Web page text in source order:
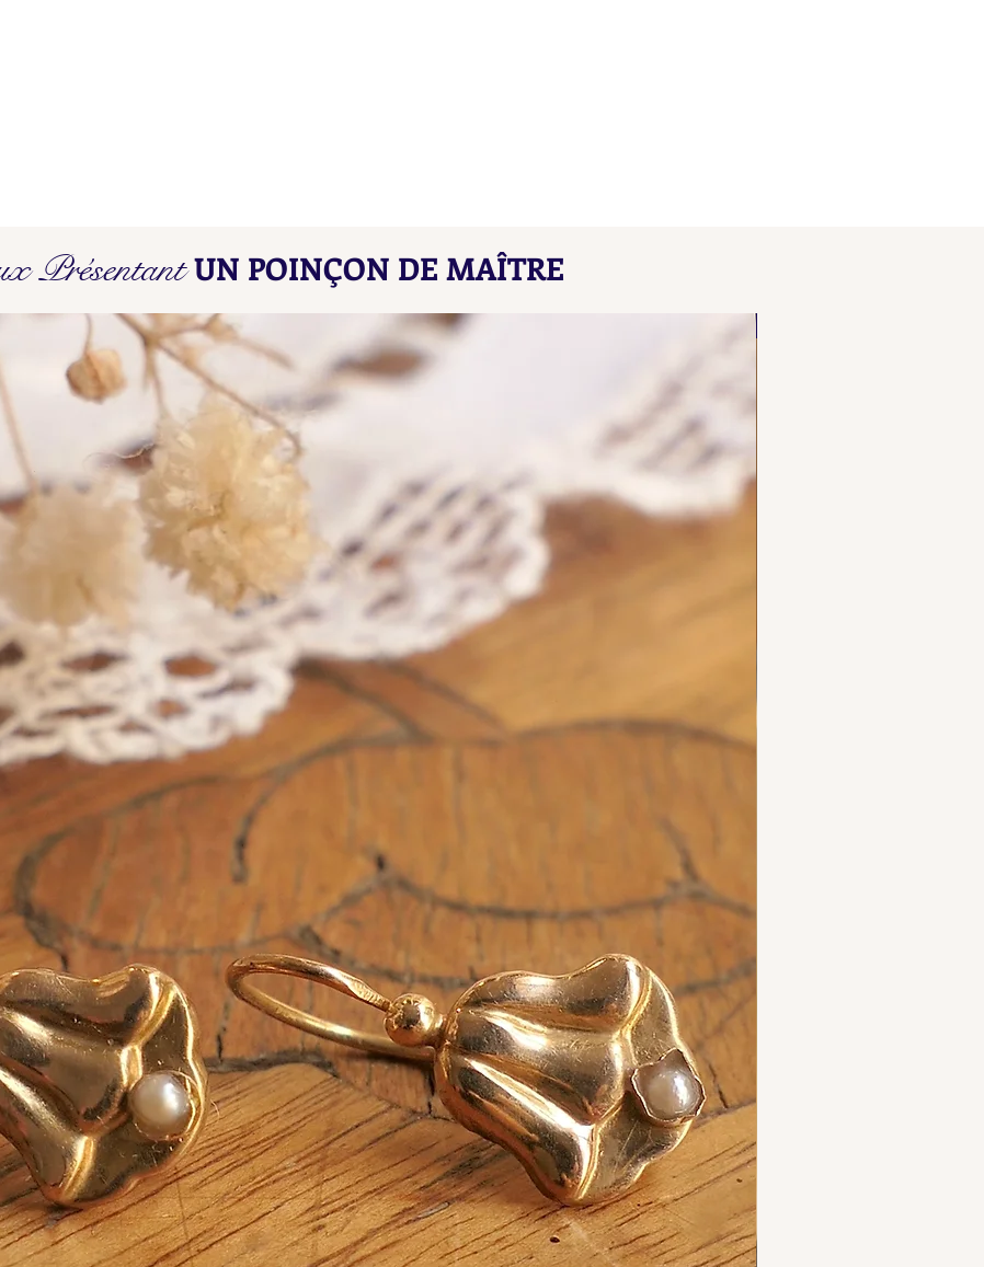
Find here our collated list, from
A A - A B, of French "losange"
shaped maker's marks for objects
in precious metals.
Find here our collated list, from
A A - A B, of French "losange"
shaped maker's marks for objects
PrésentantUN POINÇON DE MAÎTRE